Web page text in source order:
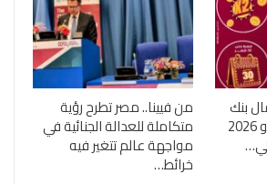
بنك
مصر” خلال شهر يوليو 2026
من فيينا.. مصر تطرح رؤية
متكاملة للعدالة الجنائية في
مواجهة عالم تتغير فيه
خرائط…